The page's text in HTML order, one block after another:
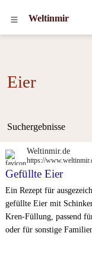
Weltinmir
Eier
Suchergebnisse
Weltinmir.de
https://
Gefüllte Eier
Ein Rezept für
gefüllte Eier mit
Kren-Füllung, passend
oder für sonstige